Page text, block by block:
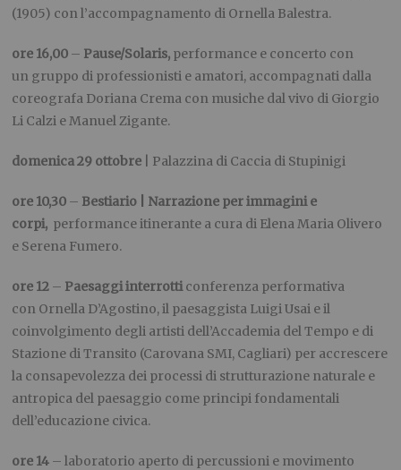
(1905) con l’accompagnamento di Ornella Balestra.
ore 16,00 – Pause/Solaris, performance e concerto con
un gruppo di professionisti e amatori, accompagnati dalla
coreografa Doriana Crema con musiche dal vivo di Giorgio
Li Calzi e Manuel Zigante.
domenica 29 ottobre | Palazzina di Caccia di Stupinigi
ore 10,30 – Bestiario | Narrazione per immagini e
corpi, performance itinerante a cura di Elena Maria Olivero
e Serena Fumero.
ore 12 – Paesaggi interrotticonferenza performativa
con Ornella D’Agostino, il paesaggista Luigi Usai e il
coinvolgimento degli artisti dell’Accademia del Tempo e di
Stazione di Transito (Carovana SMI, Cagliari) per accrescere
la consapevolezza dei processi di strutturazione naturale e
antropica del paesaggio come principi fondamentali
dell’educazione civica.
ore 14 – laboratorio aperto di percussioni e movimento